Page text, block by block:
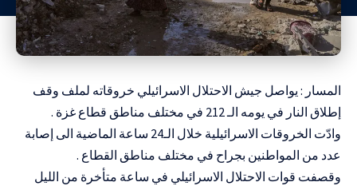
المسار : يواصل جيش الاحتلال الاسرائيلي خروقاته لملف وقف
إطلاق النار في يومه الـ 212 في مختلف مناطق قطاع غزة .
وادّت الخروقات الاسرائيلية خلال الـ24 ساعة الماضية الى إصابة
عدد من المواطنين بجراح في مختلف مناطق القطاع .
وقصفت قوات الاحتلال الاسرائيلي في ساعة متأخرة من الليل